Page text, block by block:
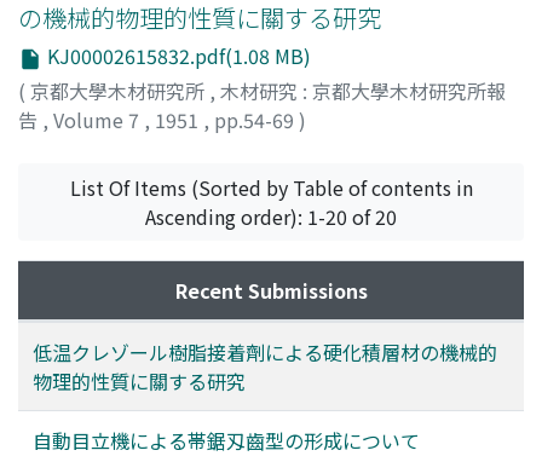
の機械的物理的性質に關する研究
KJ00002615832.pdf(1.08 MB)
( 京都大學木材研究所 , 木材研究 : 京都大學木材研究所報
告 , Volume 7 , 1951 , pp.54-69 )
ウ, テルオ ;カヂタ, シゲル
List Of Items (Sorted by Table of contents in
Ascending order): 1-20 of 20
Recent Submissions
低温クレゾール樹脂接着劑による硬化積層材の機械的
物理的性質に關する研究
自動目立機による帯鋸刄齒型の形成について